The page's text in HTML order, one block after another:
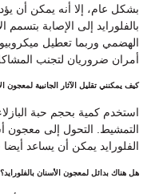
بشكل عام، إلا أنه يمكن أن
بالفلورايد إلى الإصابة
الهضمي وربما تعطيل
أمران ضروريان لتجنب
كيف يمكنني تقليل الآثار الجانبية لمعجون
استخدم كمية بحجم حبة
التمشيط. التحول إلى معجون
الفلورايد يمكن أن يساعد أيضا
هل هناك بدائل لمعجون الأسنان بالفلورايد؟